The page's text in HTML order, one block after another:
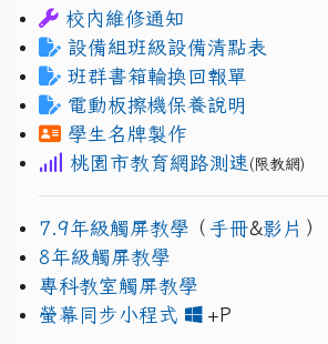
校內維修通知
設備組班級設備清點表
班群書箱輪換回報單
電動板擦機保養說明
學生名牌製作
桃園市教育網路測速 (限教網)
7.9年級觸屏教學 （ 手冊&影片 ）
8年級觸屏教學
專科教室觸屏教學
螢幕同步小程式
+P